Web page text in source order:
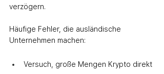
verzögern.
Häufige Fehler, die ausländische
Unternehmen machen:
Versuch, große Mengen Krypto direkt